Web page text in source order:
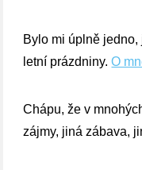
Bylo mi úplně
letní prázdniny.O
Chápu, že v
zájmy, jiná zábava,